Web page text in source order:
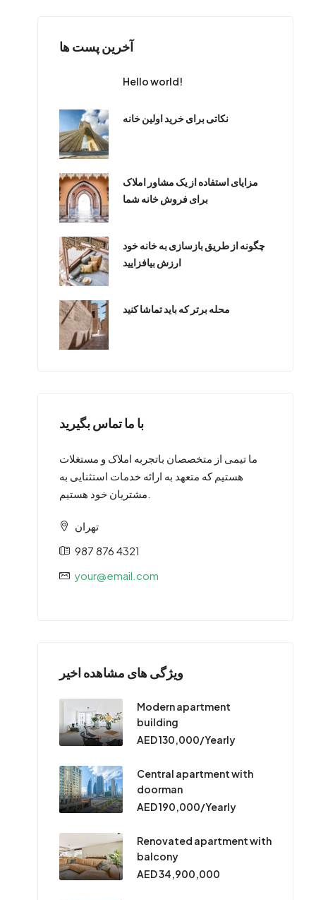
آخرین پست ها
Hello world!
نکاتی برای خرید اولین خانه
مزایای استفاده از یک مشاور املاک
برای فروش خانه شما
چگونه از طریق بازسازی به خانه خود
ارزش بیافزایید
محله برتر که باید تماشا کنید
با ما تماس بگیرید
ما تیمی از متخصصان باتجربه املاک و مستغلات
هستیم که متعهد به ارائه خدمات استثنایی به
تهران
987 876 4321
your@email.com
ویژگی های مشاهده اخیر
Modern apartment
building
AED 130,000/Yearly
Central apartment with
doorman
AED 190,000/Yearly
Renovated apartment with
balcony
AED 34,900,000